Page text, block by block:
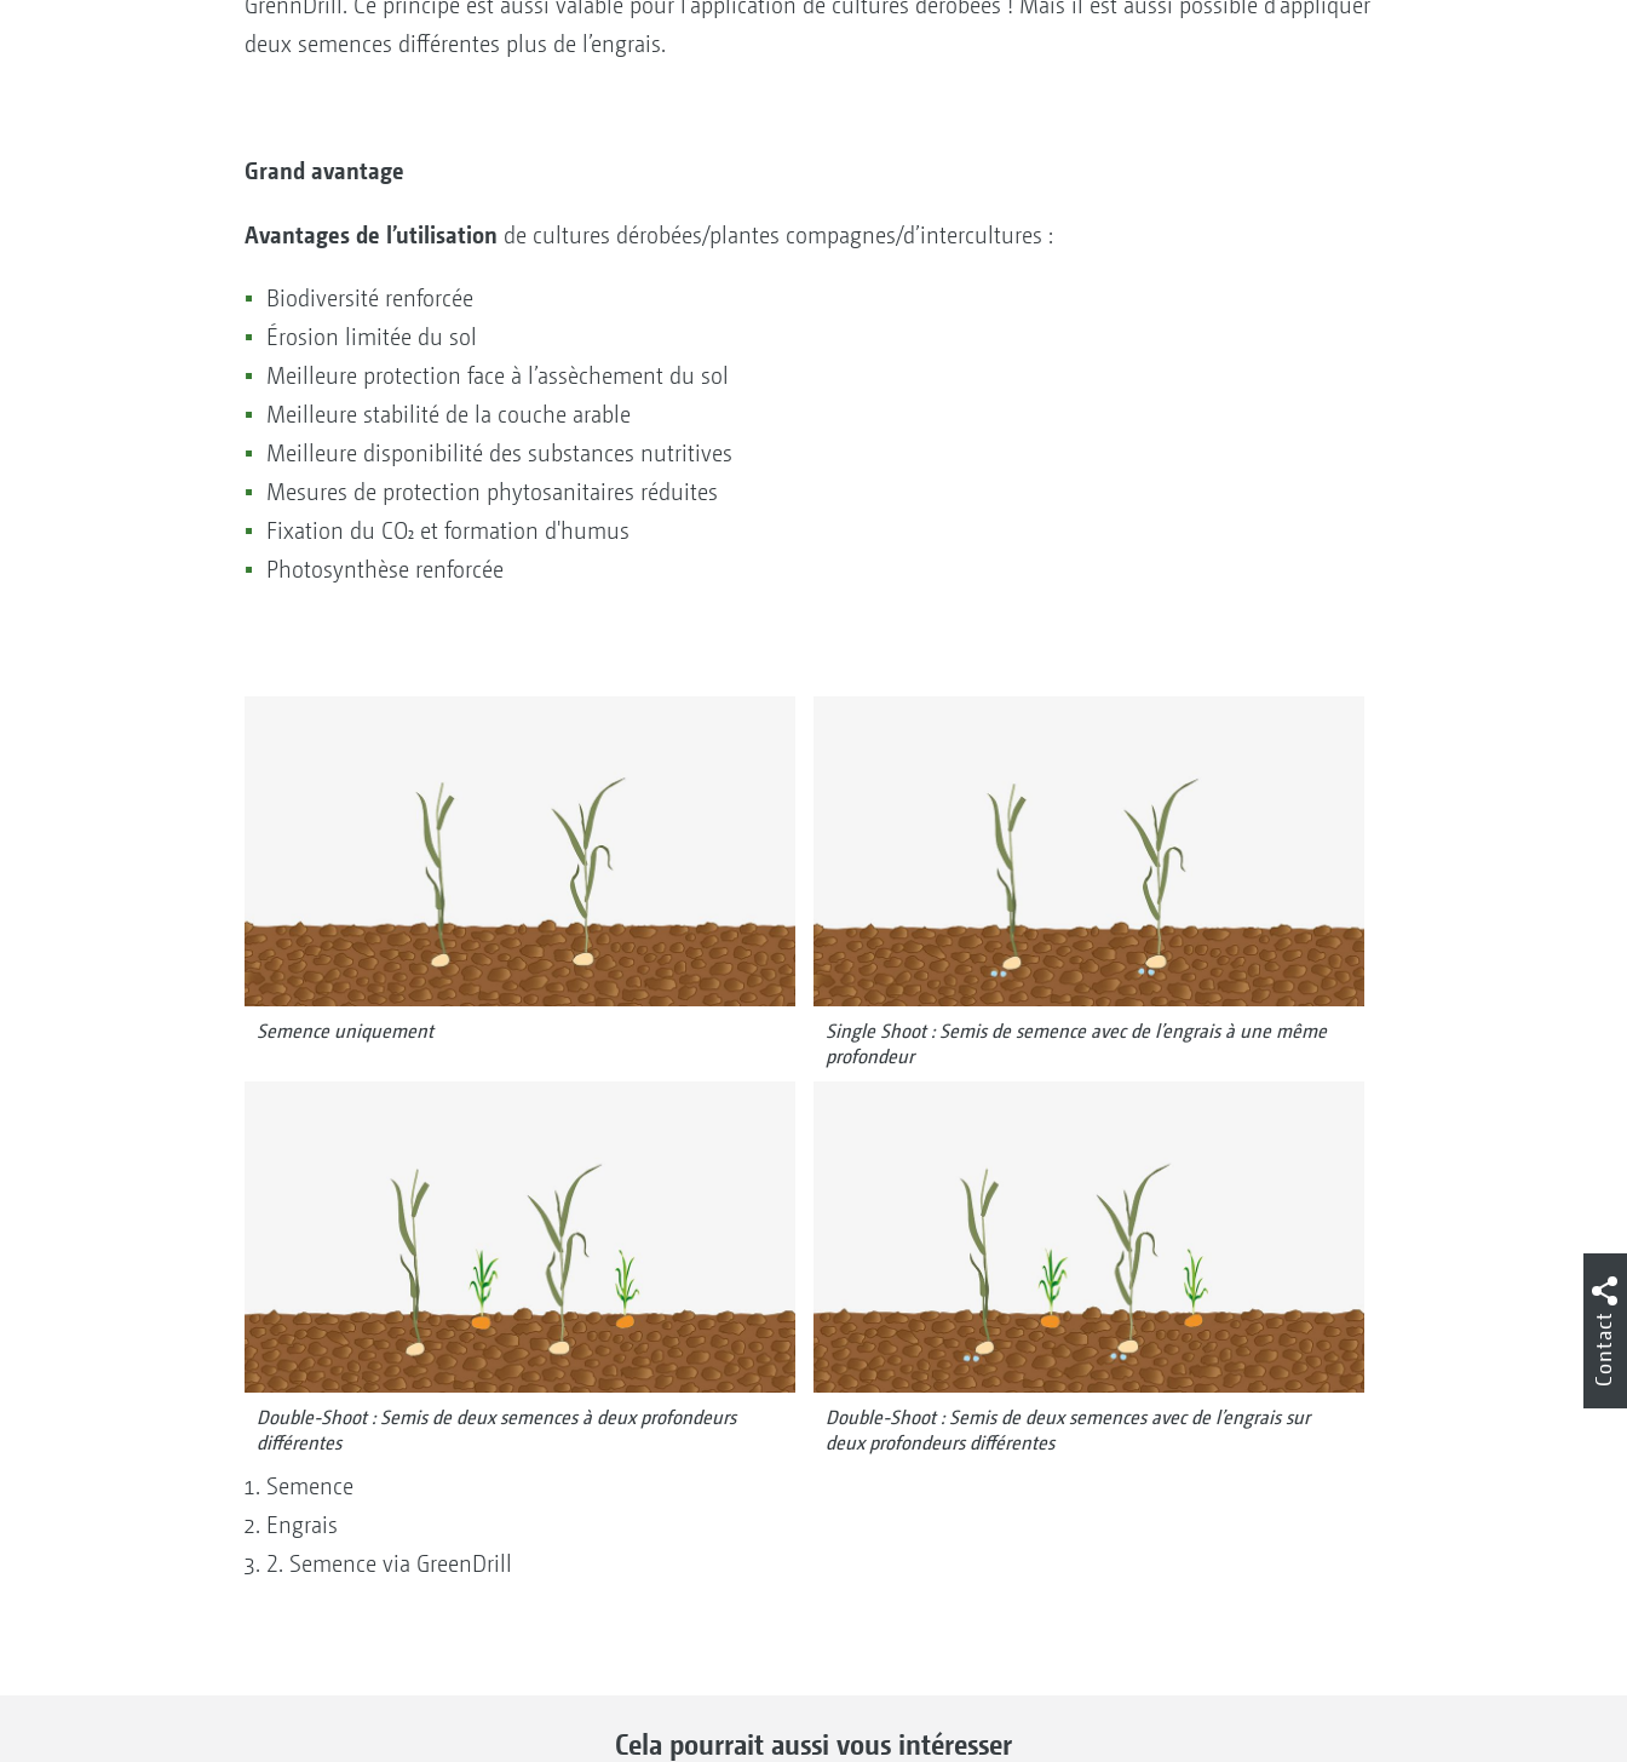
GrennDrill. Ce principe est aussi valable pour l’application de cultures dérobées ! Mais il est aussi possible d’appliquer
deux semences différentes plus de l’engrais.
Grand avantage
Avantages de l’utilisation de cultures dérobées/plantes compagnes/d’intercultures :
Biodiversité renforcée
Érosion limitée du sol
Meilleure protection face à l’assèchement du sol
Meilleure stabilité de la couche arable
Meilleure disponibilité des substances nutritives
Mesures de protection phytosanitaires réduites
Fixation du CO₂ et formation d'humus
Photosynthèse renforcée
Semence uniquement
Single Shoot : Semis de semence avec de l’engrais à une même
profondeur
Double-Shoot : Semis de deux semences à deux profondeurs
différentes
Double-Shoot : Semis de deux semences avec de l’engrais sur
deux profondeurs différentes
Semence
Engrais
2. Semence via GreenDrill
Cela pourrait aussi vous intéresser
Contact